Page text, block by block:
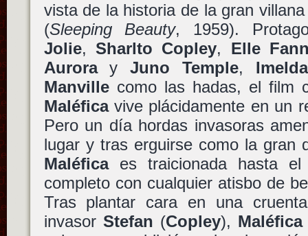
vista de la historia de la gran
(Sleeping Beauty, 1959).
Jolie, Sharlto Copley, Elle
AurorayJuno Temple,
Manvillecomo las hadas, el film
Maléficavive plácidamente en un
Pero un día hordas invasoras
lugar y tras erguirse como la gran
Maléficaes traicionada hasta el
completo con cualquier atisbo de
Tras plantar cara en una
invasor Stefan (Copley), Maléfica